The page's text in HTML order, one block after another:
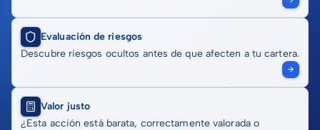
Evaluación de riesgos
Descubre riesgos ocultos antes de que afecten a tu cartera.
Valor justo
¿Esta acción está barata, correctamente valorada o